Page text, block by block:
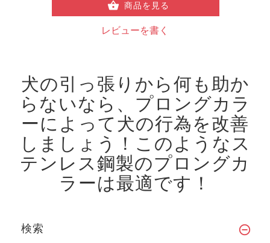
商品を見る
レビューを書く
犬の引っ張りから何も助か
らないなら、プロングカラ
ーによって犬の行為を改善
しましょう！ このようなス
テンレス鋼製のプロングカ
ラーは最適です！
検索